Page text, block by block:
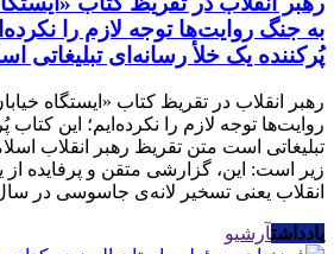
به جنگ روایت‌ها توجه لازم را
پُرکننده‌ یک خلأ رسانه‌ای تبلیغاتی
رهبر انقلاب در تقریظ کتاب «ایستگاه
روایت‌ها توجه لازم را نکرده‌ایم؛ این کتاب
تبلیغاتی است متن تقریظ رهبر انقلاب
زیر است: این، گزارشی متقن و پرفایده از
انقلاب یعنی تسخیر لانه‌ی جاسوسی در سال ۵۸ است.
یادداشتآرشیو